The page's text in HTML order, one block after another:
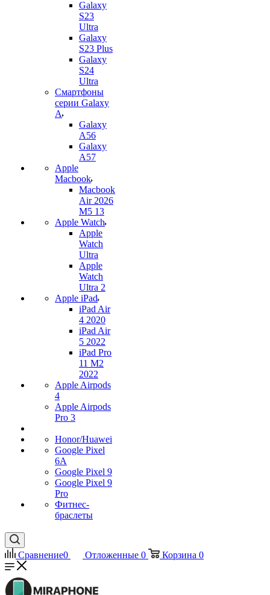
Galaxy
S23
Ultra
Galaxy
S23 Plus
Galaxy
S24
Ultra
Смартфоны
серии Galaxy
A
Galaxy
A56
Galaxy
A57
Apple
Macbook
Macbook
Air 2026
M5 13
Apple Watch
Apple
Watch
Ultra
Apple
Watch
Ultra 2
Apple iPad
iPad Air
4 2020
iPad Air
5 2022
iPad Pro
11 M2
2022
Apple Airpods
4
Apple Airpods
Pro 3
Honor/Huawei
Google Pixel
6A
Google Pixel 9
Google Pixel 9
Pro
Фитнес-
браслеты
Сравнение0 Отложенные 0 Корзина 0